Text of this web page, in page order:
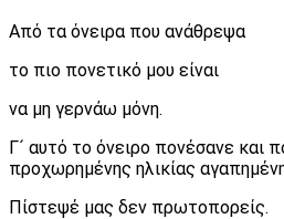
Από τα όνειρα που ανάθρεψα
το πιο πονετικό μου είναι
να μη γερνάω μόνη.
Γ´ αυτό το όνειρο πονέσανε και
προχωρημένης ηλικίας
Πίστεψέ μας δεν πρωτοπορείς.